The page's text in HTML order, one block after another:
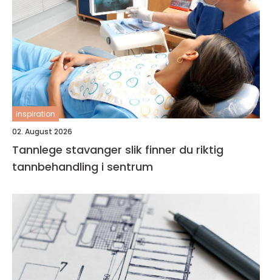
inspiration
02. August 2026
Tannlege stavanger slik finner du riktig
tannbehandling i sentrum